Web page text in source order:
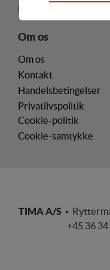
Om os
Om os
Kontakt
Handelsbetingelser
Privatlivspolitik
Cookie-politik
Cookie-samtykke
TIMA A/S•
+45 36 34
Tekniske cookies
fravælges
brugervenlighed og
Fx ved at indsamle
hvordan
personalisere
indhold, som kan